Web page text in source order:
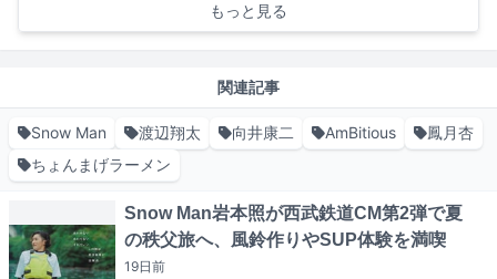
もっと見る
関連記事
Snow Man 渡辺翔太 向井康二 AmBitious
鳳月杏
ちょんまげラーメン
Snow Man岩本照が西武鉄道CM第2弾で夏
の秩父旅へ、風鈴作りやSUP体験を満喫
19日前